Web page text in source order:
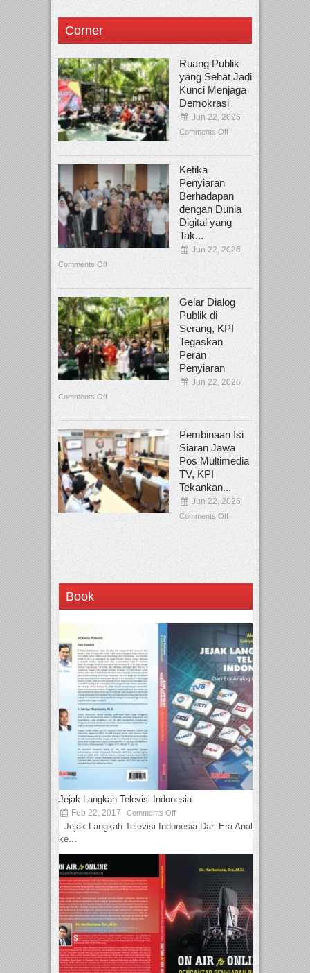
Corner
Ruang Publik
yang Sehat Jadi
Kunci Menjaga
Demokrasi
Jun 22, 2026
Comments Off
Ketika
Penyiaran
Berhadapan
dengan Dunia
Digital yang
Tak...
Jun 22, 2026
Comments Off
Gelar Dialog
Publik di
Serang, KPI
Tegaskan
Peran
Penyiaran
Jun 22, 2026
Comments Off
Pembinaan Isi
Siaran Jawa
Pos Multimedia
TV, KPI
Tekankan...
Jun 22, 2026
Comments Off
Book
Jejak Langkah Televisi Indonesia
Feb 22, 2017 Comments Off
Jejak Langkah Televisi Indonesia Dari Era Analog
ke...